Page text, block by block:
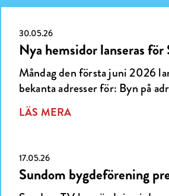
30.05.26
Nya hemsidor lanseras
Måndag den första juni 2026
bekanta adresser för: Byn på
LÄS MERA
17.05.26
Sundom bygdeförening